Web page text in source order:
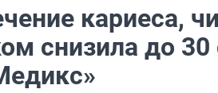
кариеса,
снизила до 30